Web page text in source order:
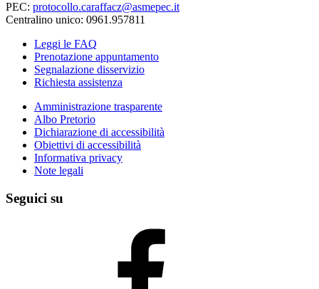
PEC: protocollo.caraffacz@asmepec.it
Centralino unico: 0961.957811
Leggi le FAQ
Prenotazione appuntamento
Segnalazione disservizio
Richiesta assistenza
Amministrazione trasparente
Albo Pretorio
Dichiarazione di accessibilità
Obiettivi di accessibilità
Informativa privacy
Note legali
Seguici su